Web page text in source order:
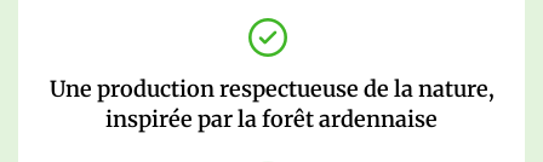
Une production respectueuse de la nature,
inspirée par la forêt ardennaise